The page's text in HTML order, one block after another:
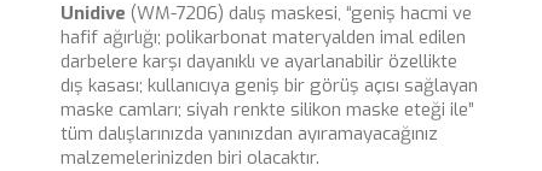
Unidive (WM-7206) dalış maskesi, “geniş hacmi ve
hafif ağırlığı; polikarbonat materyalden imal edilen
darbelere karşı dayanıklı ve ayarlanabilir özellikte
dış kasası; kullanıcıya geniş bir görüş açısı sağlayan
maske camları; siyah renkte silikon maske eteği ile”
tüm dalışlarınızda yanınızdan ayıramayacağınız
malzemelerinizden biri olacaktır.